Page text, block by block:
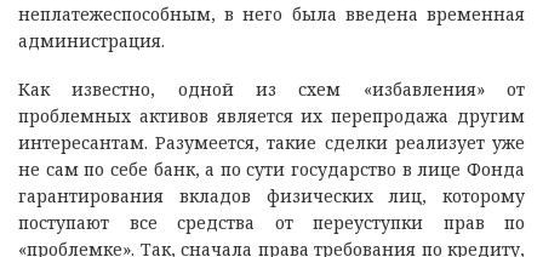
неплатежеспособным, в него была введена временная
администрация.
Как известно, одной из схем «избавления» от
проблемных активов является их перепродажа другим
интересантам. Разумеется, такие сделки реализует уже
не сам по себе банк, а по сути государство в лице Фонда
гарантирования вкладов физических лиц, которому
поступают все средства от переуступки прав по
«проблемке». Так, сначала права требования по кредиту,